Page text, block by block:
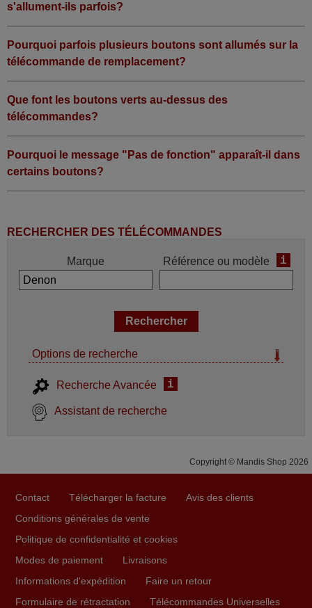
s'allument-ils parfois?
Pourquoi parfois plusieurs boutons sont allumés sur la
télécommande de remplacement?
Que font les boutons verts au-dessus des
télécommandes?
Pourquoi le message "Pas de fonction" apparaît-il dans
certains boutons?
RECHERCHER DES TÉLÉCOMMANDES
Marque Référence ou modèle i
Options de recherche
Recherche Avancée i
Assistant de recherche
Copyright © Mandis Shop 2026
Contact Télécharger la facture
Avis des clients
Conditions générales de vente
Politique de confidentialité et cookies
Modes de paiement
Livraisons
Informations d'expédition
Faire un retour
Formulaire de rétractation
Télécommandes Universelles